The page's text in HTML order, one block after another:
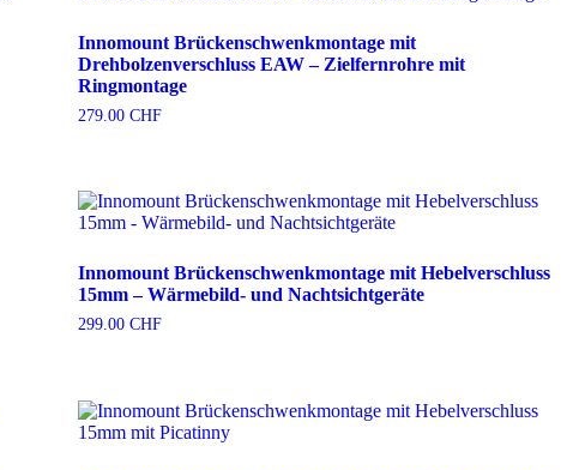
Innomount Brückenschwenkmontage mit
Drehbolzenverschluss EAW – Zielfernrohre mit
Ringmontage
279.00 CHF
Innomount Brückenschwenkmontage mit Hebelverschluss
15mm – Wärmebild- und Nachtsichtgeräte
299.00 CHF